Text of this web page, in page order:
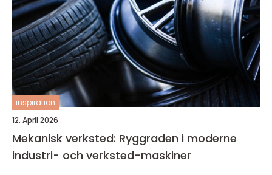
inspiration
12. April 2026
Mekanisk verksted: Ryggraden i moderne
industri- och verksted-maskiner